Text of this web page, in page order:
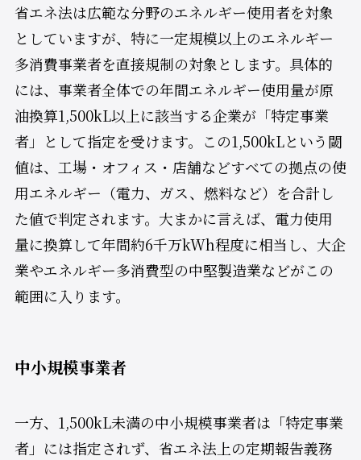
省エネ法は広範な分野のエネルギー使用者を対象
としていますが、特に一定規模以上のエネルギー
多消費事業者を直接規制の対象とします。具体的
には、事業者全体での年間エネルギー使用量が原
油換算1,500kL以上に該当する企業が「特定事業
者」として指定を受けます。この1,500kLという閾
値は、工場・オフィス・店舗などすべての拠点の使
用エネルギー（電力、ガス、燃料など）を合計し
た値で判定されます。大まかに言えば、電力使用
量に換算して年間約6千万kWh程度に相当し、大企
業やエネルギー多消費型の中堅製造業などがこの
範囲に入ります。
中小規模事業者
一方、1,500kL未満の中小規模事業者は「特定事業
者」には指定されず、省エネ法上の定期報告義務